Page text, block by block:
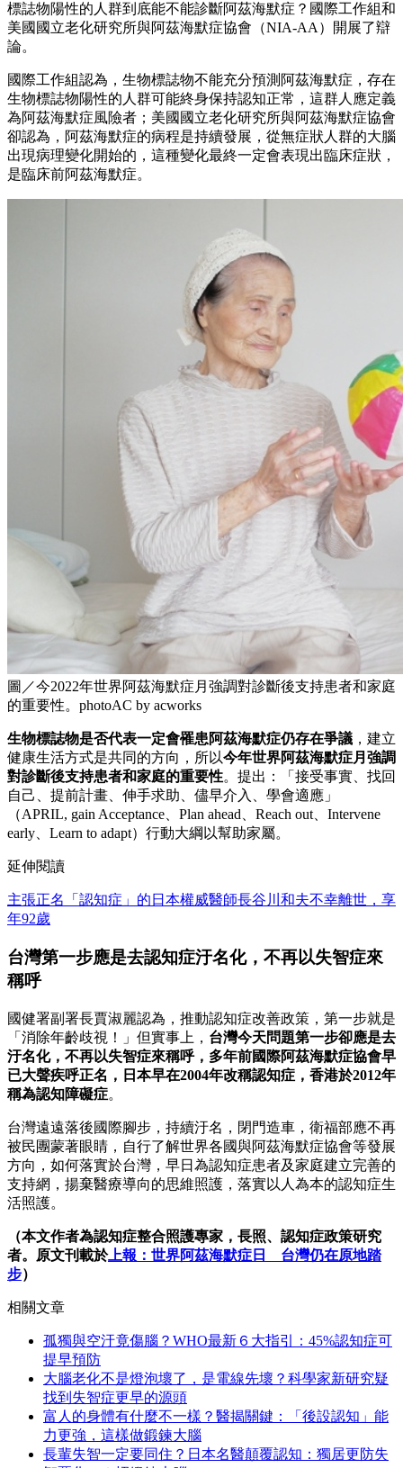
標誌物陽性的人群到底能不能診斷阿茲海默症？國際工作組和
美國國立老化研究所與阿茲海默症協會（NIA-AA）開展了辯
論。
國際工作組認為，生物標誌物不能充分預測阿茲海默症，存在
生物標誌物陽性的人群可能終身保持認知正常，這群人應定義
為阿茲海默症風險者；美國國立老化研究所與阿茲海默症協會
卻認為，阿茲海默症的病程是持續發展，從無症狀人群的大腦
出現病理變化開始的，這種變化最終一定會表現出臨床症狀，
是臨床前阿茲海默症。
圖／今2022年世界阿茲海默症月強調對診斷後支持患者和家庭
的重要性。photoAC by acworks
生物標誌物是否代表一定會罹患阿茲海默症仍存在爭議 ，建立
健康生活方式是共同的方向，所以今年世界阿茲海默症月強調
對診斷後支持患者和家庭的重要性。提出：「接受事實、找回
自己、提前計畫、伸手求助、儘早介入、學會適應」
（APRIL, gain Acceptance、Plan ahead、Reach out、Intervene
early、Learn to adapt）行動大綱以幫助家屬。
延伸閱讀
主張正名「認知症」的日本權威醫師長谷川和夫不幸離世，享
年92歲
台灣第一步應是去認知症汙名化，不再以失智症來
稱呼
國健署副署長賈淑麗認為，推動認知症改善政策，第一步就是
「消除年齡歧視！」但實事上， 台灣今天問題第一步卻應是去
汙名化，不再以失智症來稱呼，多年前國際阿茲海默症協會早
已大聲疾呼正名，日本早在2004年改稱認知症，香港於2012年
稱為認知障礙症。
台灣遠遠落後國際腳步，持續汙名，閉門造車，衛福部應不再
被民團蒙著眼睛，自行了解世界各國與阿茲海默症協會等發展
方向，如何落實於台灣，早日為認知症患者及家庭建立完善的
支持網，揚棄醫療導向的思維照護，落實以人為本的認知症生
活照護。
（本文作者為認知症整合照護專家，長照、認知症政策研究
者。
原文刊載於上報：世界阿茲海默症日 台灣仍在原地踏
步）
相關文章
孤獨與空汙竟傷腦？WHO最新６大指引：45%認知症可
提早預防
大腦老化不是燈泡壞了，是電線先壞？科學家新研究疑
找到失智症更早的源頭
富人的身體有什麼不一樣？醫揭關鍵：「後設認知」能
力更強，這樣做鍛鍊大腦
長輩失智一定要同住？日本名醫顛覆認知：獨居更防失